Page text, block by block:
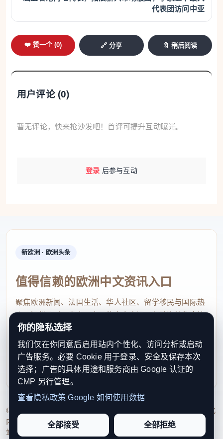
代表团访问中亚
❤️ 赞一个 (0) 🔗 分享 🔖 稍后阅读
用户评论 (0)
暂无评论，快来抢沙发吧！首评可提升互动曝光。
登录 后参与互动
新欧洲 · 欧洲头条
值得信赖的欧洲中文资讯入口
聚焦欧洲新闻、法国生活、华人社区、留学移民与国际热
点，提供及时、真实、实用的中文资讯，帮助海外华人快
速了解欧洲动态。
contact@xinouzhou.com
服务支持、版权与合作：工作日优先处理站务、投稿与权
利通知
© 2026 新欧洲·欧洲头条. All Rights Reserved. 本网站持续优化
内容透明度、联系方式与用户权利说明，以提升品牌信任感和
站点完整度。
你的隐私选择
我们仅在你同意后启用站内个性化、访问分析或启动
广告服务。必要 Cookie 用于登录、安全及保存本次
选择；广告的具体用途和服务商由 Google 认证的
CMP 另行管理。
查看隐私政策 Google 如何使用数据
全部接受 全部拒绝